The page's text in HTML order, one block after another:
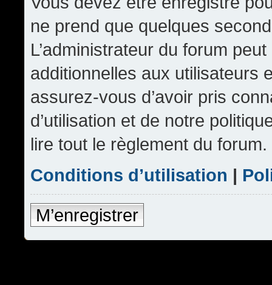
ne prend que quelques
L’administrateur du forum
additionnelles aux utilisateurs
assurez-vous d’avoir pris
d’utilisation et de notre
lire tout le règlement du forum.
Conditions d’utilisation |
M’enregistrer